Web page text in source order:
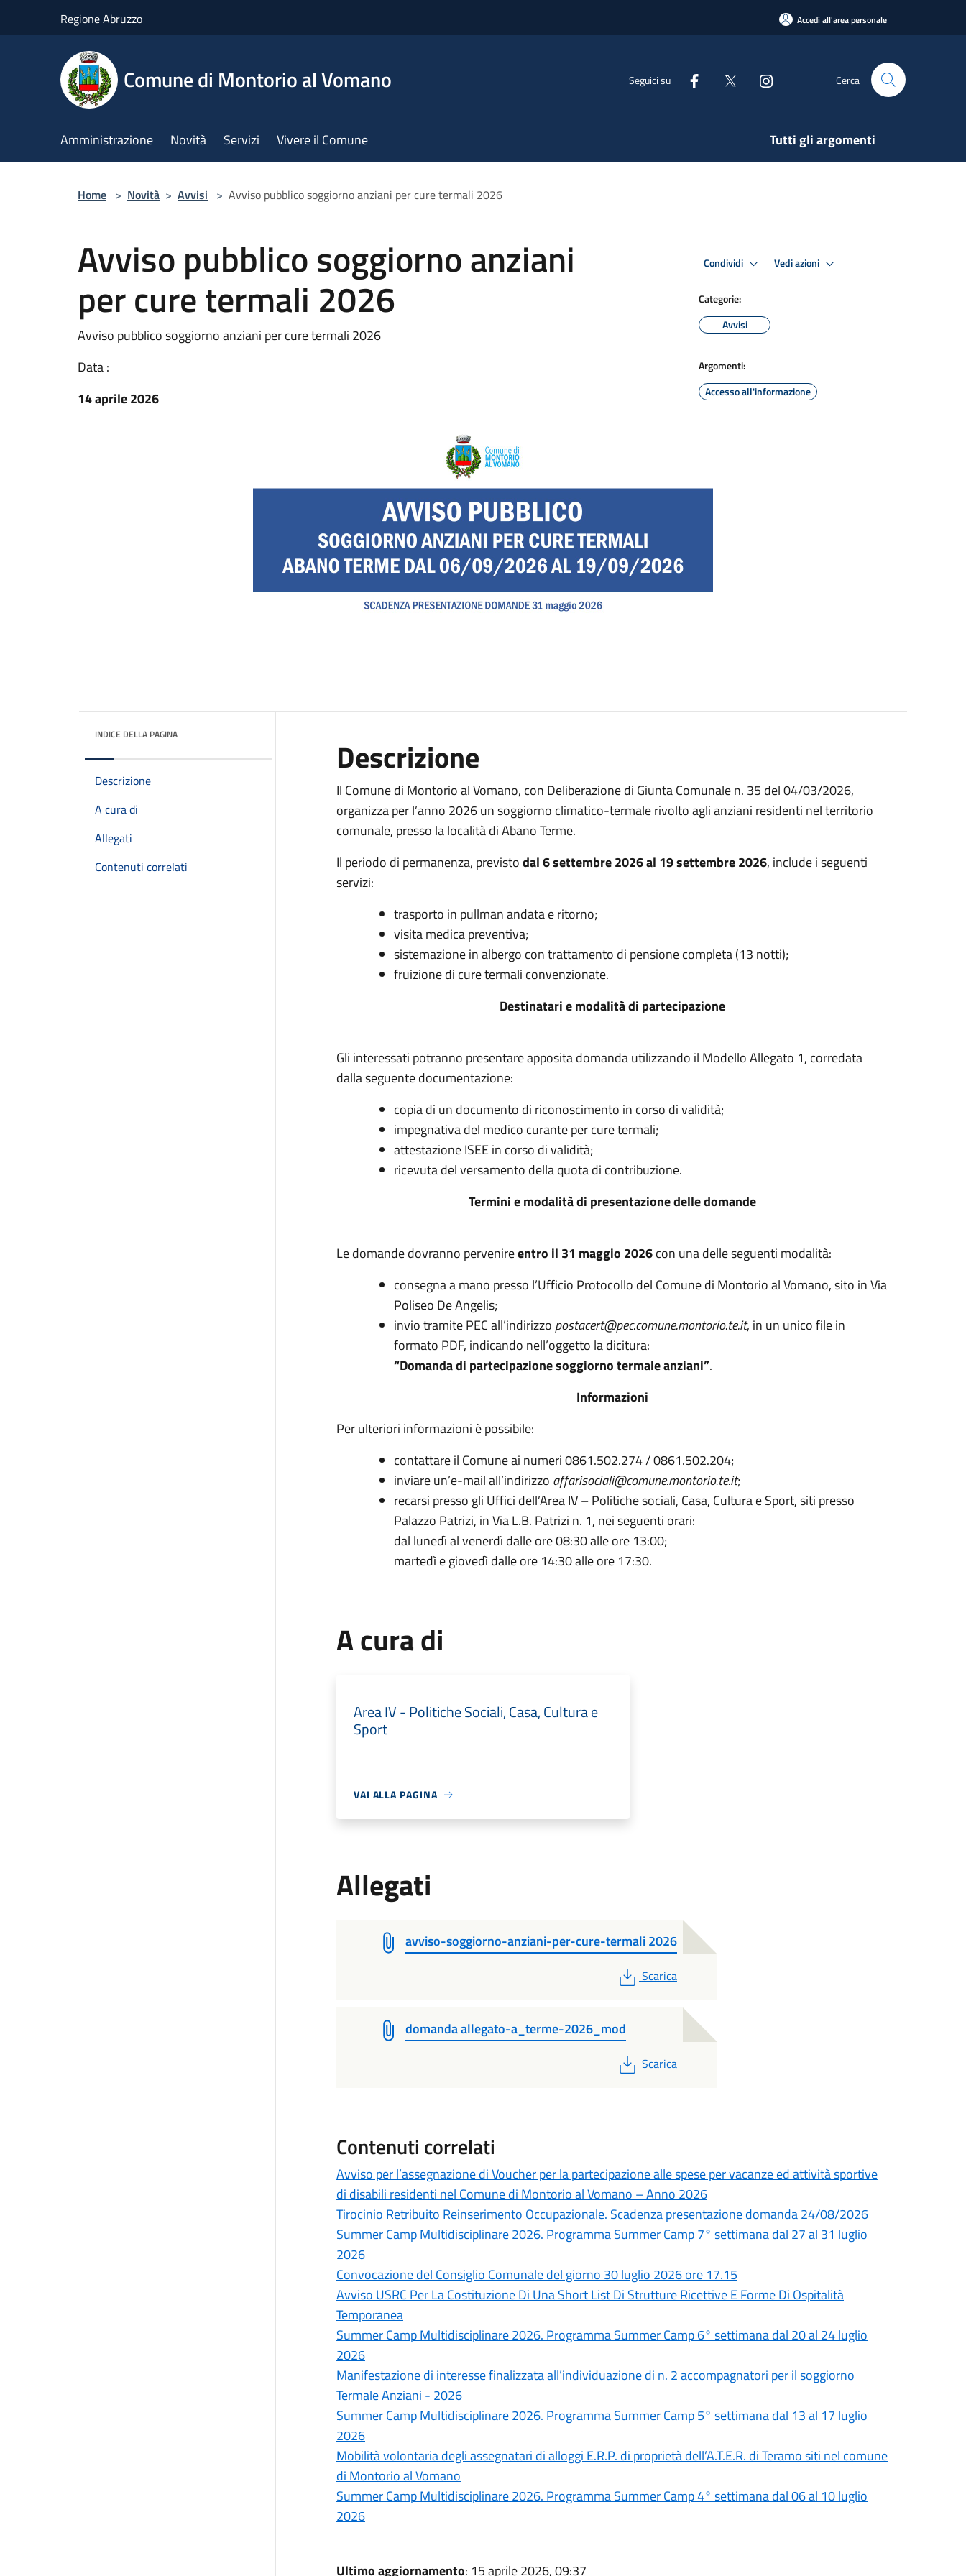
Regione Abruzzo Accedi all'area personale
Comune di Montorio al Vomano Seguici su Cerca
Amministrazione Novità Servizi Vivere il Comune Tutti gli argomenti
Home > Novità > Avvisi > Avviso pubblico soggiorno anziani per cure termali 2026
Avviso pubblico soggiorno anziani
per cure termali 2026
Avviso pubblico soggiorno anziani per cure termali 2026
Data :
14 aprile 2026
Condividi Vedi azioni
Categorie:
Avvisi
Argomenti:
Accesso all'informazione
INDICE DELLA PAGINA
Descrizione
A cura di
Allegati
Contenuti correlati
Descrizione
Il Comune di Montorio al Vomano, con Deliberazione di Giunta Comunale n. 35 del 04/03/2026,
organizza per l’anno 2026 un soggiorno climatico-termale rivolto agli anziani residenti nel territorio
comunale, presso la località di Abano Terme.
Il periodo di permanenza, previstodal 6 settembre 2026 al 19 settembre 2026, include i seguenti
servizi:
trasporto in pullman andata e ritorno;
visita medica preventiva;
sistemazione in albergo con trattamento di pensione completa (13 notti);
fruizione di cure termali convenzionate.
Destinatari e modalità di partecipazione
Gli interessati potranno presentare apposita domanda utilizzando il Modello Allegato 1, corredata
dalla seguente documentazione:
copia di un documento di riconoscimento in corso di validità;
impegnativa del medico curante per cure termali;
attestazione ISEE in corso di validità;
ricevuta del versamento della quota di contribuzione.
Termini e modalità di presentazione delle domande
Le domande dovranno pervenireentro il 31 maggio 2026con una delle seguenti modalità:
consegna a mano presso l’Ufficio Protocollo del Comune di Montorio al Vomano, sito in Via
Poliseo De Angelis;
invio tramite PEC all’indirizzo postacert@pec.comune.montorio.te.it, in un unico file in
formato PDF, indicando nell’oggetto la dicitura:
“Domanda di partecipazione soggiorno termale anziani”.
Informazioni
Per ulteriori informazioni è possibile:
contattare il Comune ai numeri 0861.502.274 / 0861.502.204;
inviare un’e-mail all’indirizzo affarisociali@comune.montorio.te.it;
recarsi presso gli Uffici dell’Area IV – Politiche sociali, Casa, Cultura e Sport, siti presso
Palazzo Patrizi, in Via L.B. Patrizi n. 1, nei seguenti orari:
dal lunedì al venerdì dalle ore 08:30 alle ore 13:00;
martedì e giovedì dalle ore 14:30 alle ore 17:30.
A cura di
Area IV - Politiche Sociali, Casa, Cultura e
Sport
VAI ALLA PAGINA
Allegati
avviso-soggiorno-anziani-per-cure-termali 2026
PDF
Scarica
domanda allegato-a_terme-2026_mod
PDF
Scarica
Contenuti correlati
Avviso per l’assegnazione di Voucher per la partecipazione alle spese per vacanze ed attività sportive
di disabili residenti nel Comune di Montorio al Vomano – Anno 2026
Tirocinio Retribuito Reinserimento Occupazionale. Scadenza presentazione domanda 24/08/2026
Summer Camp Multidisciplinare 2026. Programma Summer Camp 7° settimana dal 27 al 31 luglio
2026
Convocazione del Consiglio Comunale del giorno 30 luglio 2026 ore 17.15
Avviso USRC Per La Costituzione Di Una Short List Di Strutture Ricettive E Forme Di Ospitalità
Temporanea
Summer Camp Multidisciplinare 2026. Programma Summer Camp 6° settimana dal 20 al 24 luglio
2026
Manifestazione di interesse finalizzata all’individuazione di n. 2 accompagnatori per il soggiorno
Termale Anziani - 2026
Summer Camp Multidisciplinare 2026. Programma Summer Camp 5° settimana dal 13 al 17 luglio
2026
Mobilità volontaria degli assegnatari di alloggi E.R.P. di proprietà dell’A.T.E.R. di Teramo siti nel comune
di Montorio al Vomano
Summer Camp Multidisciplinare 2026. Programma Summer Camp 4° settimana dal 06 al 10 luglio
2026
Ultimo aggiornamento: 15 aprile 2026, 09:37